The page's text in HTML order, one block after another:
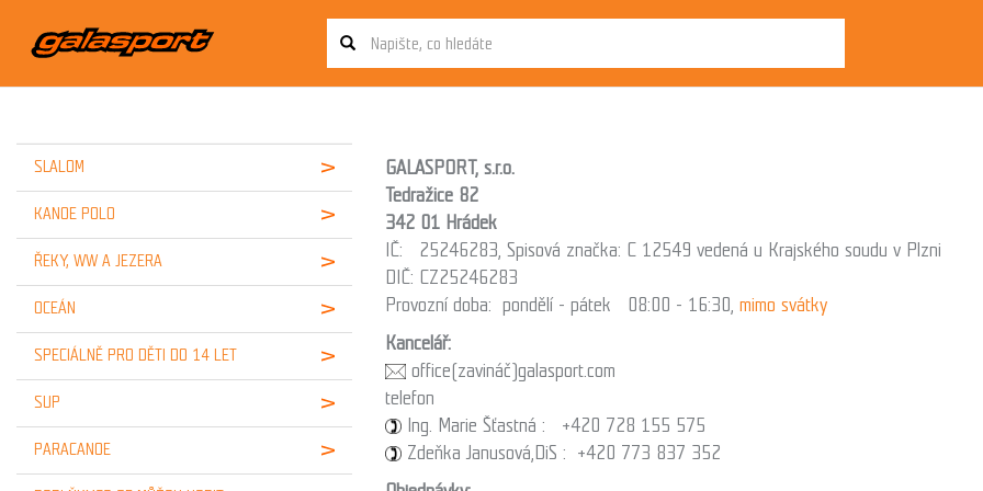
SLALOM
KANOE POLO
ŘEKY, WW A JEZERA
OCEÁN
SPECIÁLNĚ PRO DĚTI DO 14 LET
SUP
PARACANOE
GALASPORT, s.r.o.
Tedražice 82
342 01 Hrádek
IČ: 25246283, Spisová značka: C 12549 vedená u Krajského soudu v Plzni
DIČ: CZ25246283
Provozní doba: pondělí - pátek 08:00 - 16:30, mimo svátky
Kancelář:
office(zavináč)galasport.com
telefon
Ing. Marie Šťastná : +420 728 155 575
Zdeňka Janusová,DiS : +420 773 837 352